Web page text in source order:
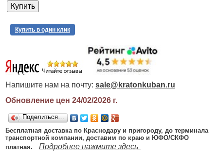
Купить в один клик
Напишите нам на почту: sale@kratonkuban.ru
Обновление цен 24/02/2026г.
Поделиться…
Бесплатная доставка по Краснодару и пригороду, до терминала
транспортной компании, доставим по краю и ЮФО/СКФО
платная.
Подробнее нажмите здесь